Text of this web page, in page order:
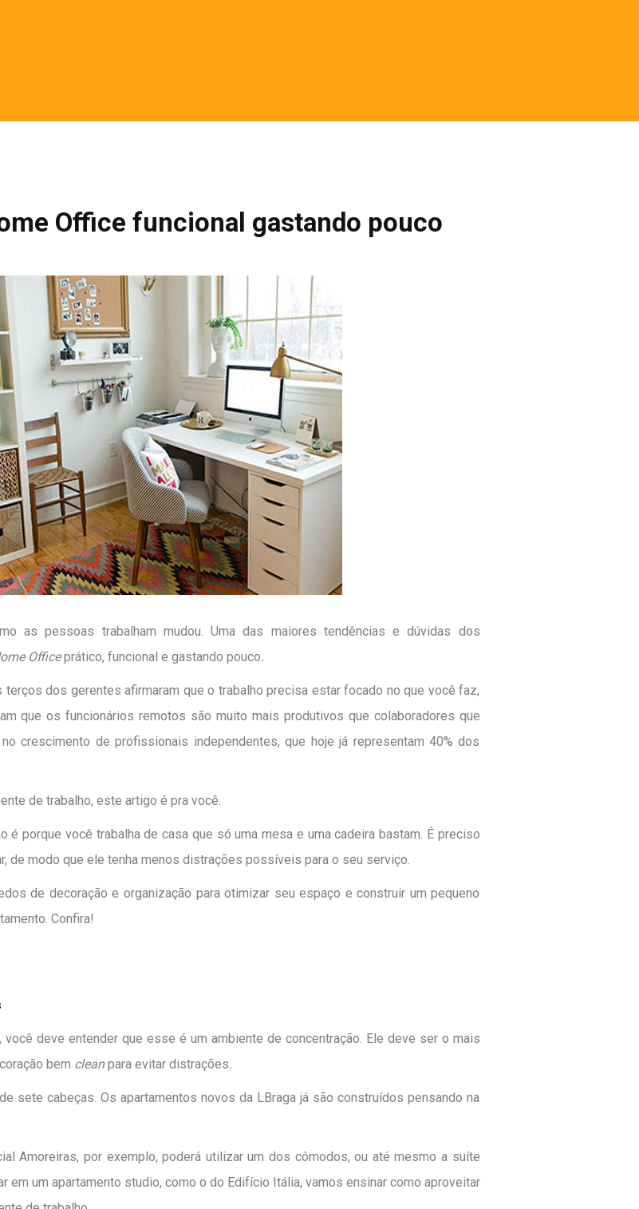
Office funcional gastando pouco
as pessoas trabalham mudou. Uma das maiores tendências e dúvidas dos
Officeprático, funcional e gastando pouco.
terços dos gerentes afirmaram que o trabalho precisa estar focado no que você faz,
que os funcionários remotos são muito mais produtivos que colaboradores que
crescimento de profissionais independentes, que hoje já representam 40% dos
de trabalho, este artigo é pra você.
é porque você trabalha de casa que só uma mesa e uma cadeira bastam. É preciso
de modo que ele tenha menos distrações possíveis para o seu serviço.
de decoração e organização para otimizar seu espaço e construir um pequeno
Confira!
deve entender que esse é um ambiente de concentração. Ele deve ser o mais
bem cleanpara evitar distrações.
sete cabeças. Os apartamentos novos da LBraga já são construídos pensando na
Amoreiras, por exemplo, poderá utilizar um dos cômodos, ou até mesmo a suíte
em um apartamento studio, como o do Edifício Itália, vamos ensinar como aproveitar